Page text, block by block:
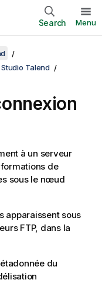
Search Menu
Talend
à un serveur
de
sous le nœud
apparaissent sous
FTP, dans la
du